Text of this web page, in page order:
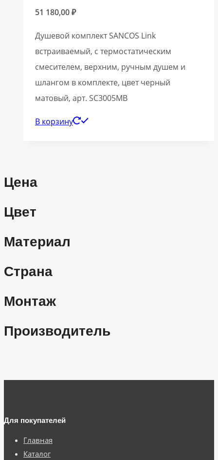
51 180,00₽
Душевой комплект SANCOS Link
встраиваемый, c термостатическим
смесителем, верхним, ручным душем и
шлангом в комплекте, цвет черный
матовый, арт. SC3005MB
В корзину
Цена
Цвет
Материал
Страна
Монтаж
Производитель
Для покупателей
Главная
Каталог